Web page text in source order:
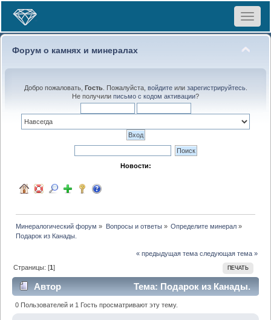
Toggle
Форум о камнях и минералах
Добро пожаловать, Гость. Пожалуйста, войдитеили зарегистрируйтесь.
Не получили письмо с кодом активации?
Новости:
Минералогический форум » Вопросы и ответы» Определите минерал»
Подарок из Канады.
« предыдущая тема следующая тема »
ПЕЧАТЬ
Страницы: [1]
Автор
Тема: Подарок из Канады.
(Прочитано 1503 раз)
0 Пользователей и 1 Гость просматривают эту тему.